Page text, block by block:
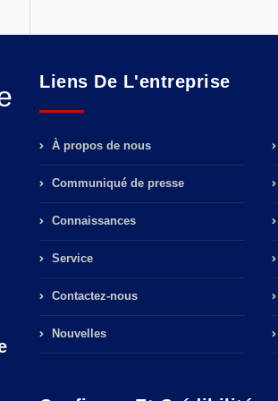
Liens De L'entreprise
À propos de nous
Communiqué de presse
Connaissances
Service
Contactez-nous
Nouvelles